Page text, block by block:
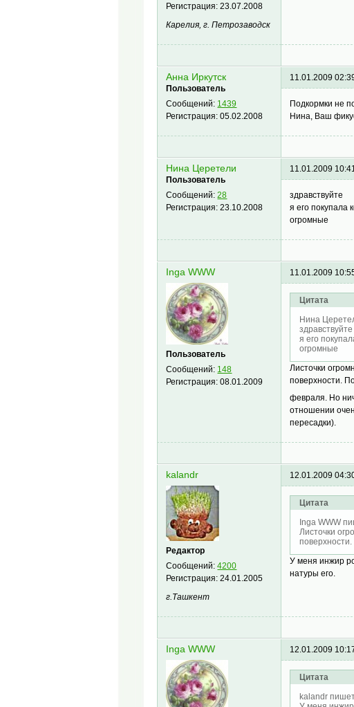
Регистрация:23.07.2008
Карелия, г. Петрозаводск
Анна Иркутск
Пользователь
Сообщений: 1439
Регистрация:05.02.2008
11.01.2009
Подкормки не
Нина, Ваш
Нина Церетели
Пользователь
Сообщений:28
Регистрация:23.10.2008
11.01.2009
здравствуйте
я его покупала
огромные
Inga WWW
Пользователь
Сообщений: 148
Регистрация:08.01.2009
11.01.2009
Цитата
Нина
здравствуйте
я его
огромные
Листочки
поверхности.
февраля. Но
отношении
пересадки).
kalandr
Редактор
Сообщений:4200
Регистрация:24.01.2005
г.Ташкент
12.01.2009
Цитата
Inga WWW
Листочки
поверхности.
У меня инжир
натуры его.
Inga WWW 12.01.2009
Цитата
kalandr